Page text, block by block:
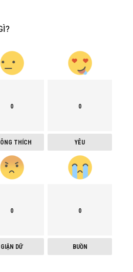
0
THÍCH
0
YÊU
0
GIẬN DỮ
0
BUỒN